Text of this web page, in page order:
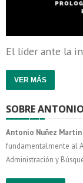
El líder ante la
VER MÁS
SOBRE
Antonio Nuñez Martin
fundamentalmente al
Administración y